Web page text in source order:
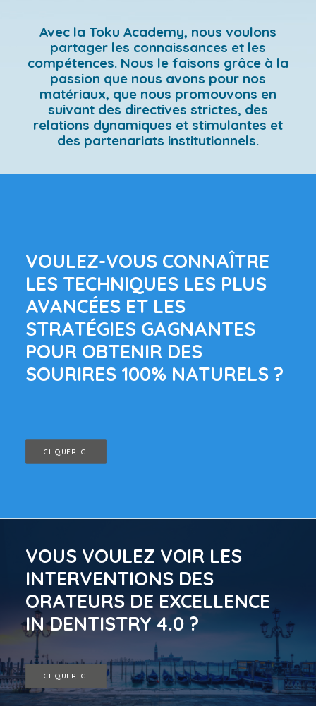
Avec la Toku Academy, nous voulons
partager les connaissances et les
compétences. Nous le faisons grâce à la
passion que nous avons pour nos
matériaux, que nous promouvons en
suivant des directives strictes, des
relations dynamiques et stimulantes et
des partenariats institutionnels.
VOULEZ-VOUS CONNAÎTRE
LES TECHNIQUES LES PLUS
AVANCÉES ET LES
STRATÉGIES GAGNANTES
POUR OBTENIR DES
SOURIRES 100% NATURELS ?
CLIQUER ICI
VOUS VOULEZ VOIR LES
INTERVENTIONS DES
ORATEURS DE EXCELLENCE
IN DENTISTRY 4.0 ?
CLIQUER ICI